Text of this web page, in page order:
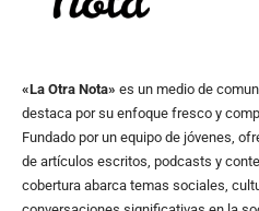
«La Otra Nota» es un medio de
destaca por su enfoque fresco y
Fundado por un equipo de jóvenes,
de artículos escritos, podcasts y
cobertura abarca temas sociales,